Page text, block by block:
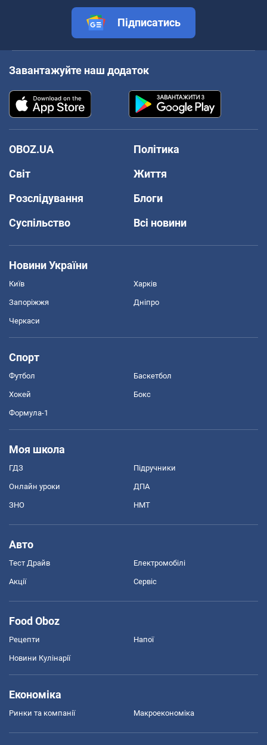
Підписатись
Завантажуйте наш додаток
OBOZ.UA
Політика
Світ
Життя
Розслідування
Блоги
Суспільство
Всі новини
Новини України
Київ Харків
Запоріжжя Дніпро
Черкаси
Спорт
Футбол Баскетбол
Хокей Бокс
Формула-1
Моя школа
ГДЗ Підручники
Онлайн уроки ДПА
ЗНО НМТ
Авто
Тест Драйв Електромобілі
Акції Сервіс
Food Oboz
Рецепти Напої
Новини Кулінарії
Економіка
Ринки та компанії Макроекономіка